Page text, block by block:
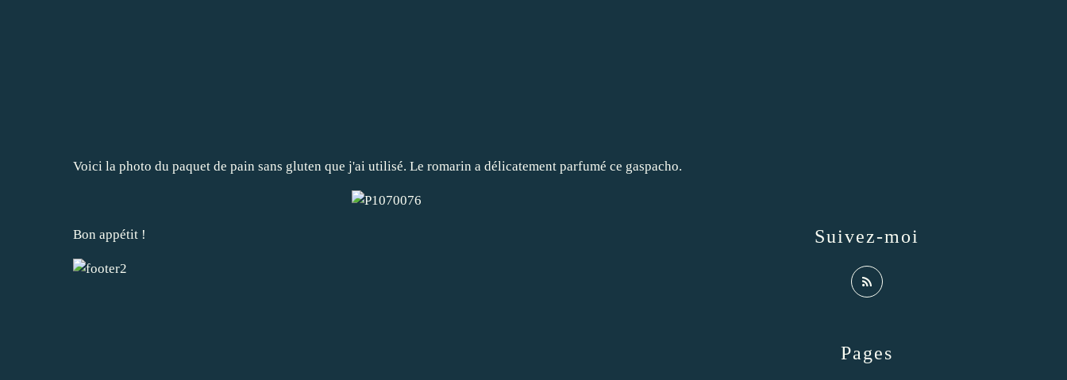
Voici la photo du paquet de pain sans gluten que j'ai utilisé. Le romarin a délicatement parfumé ce gaspacho.
Bon appétit !
Pages
Suivez-moi